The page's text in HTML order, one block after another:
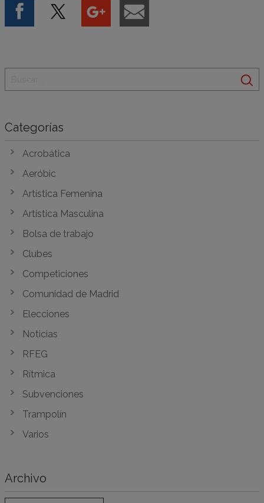
Categorías
Acrobática
Aeróbic
Artística Femenina
Artística Masculina
Bolsa de trabajo
Clubes
Competiciones
Comunidad de Madrid
Elecciones
Noticias
RFEG
Rítmica
Subvenciones
Trampolín
Varios
Archivo